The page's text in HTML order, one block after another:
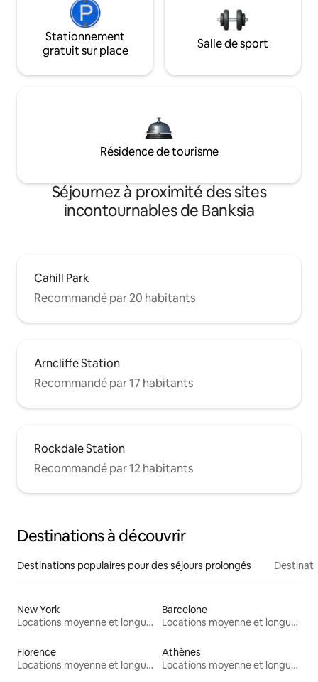
Stationnement
gratuit sur place
Salle de sport
Résidence de tourisme
Séjournez à proximité des sites
incontournables de Banksia
Cahill Park
Recommandé par 20 habitants
Arncliffe Station
Recommandé par 17 habitants
Rockdale Station
Recommandé par 12 habitants
Destinations à découvrir
Destinations populaires pour des séjours prolongés
New York
Locations moyenne et longue durée
Barcelone
Locations moyenne et longue durée
Florence
Locations moyenne et longue durée
Athènes
Locations moyenne et longue durée